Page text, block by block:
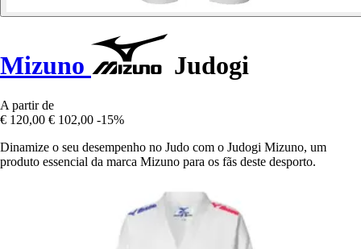
Mizuno Judogi
A partir de
€ 120,00 € 102,00 -15%
Dinamize o seu desempenho no Judo com o Judogi Mizuno, um
produto essencial da marca Mizuno para os fãs deste desporto.